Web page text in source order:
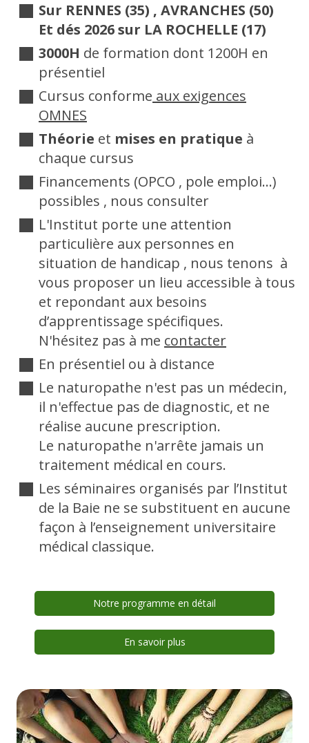
Sur RENNES (35) , AVRANCHES (50)
Et dés 2026 sur LA ROCHELLE (17)
3000H de formation dont 1200H en
présentiel
Cursus conforme aux exigences
OMNES
Théorie et mises en pratique à
chaque cursus
Financements (OPCO , pole emploi...)
possibles , nous consulter
L'Institut porte une attention
particulière aux personnes en
situation de handicap , nous tenons à
vous proposer un lieu accessible à tous
et repondant aux besoins
d’apprentissage spécifiques.
N'hésitez pas à me contacter
En présentiel ou à distance
Le naturopathe n'est pas un médecin,
il n'effectue pas de diagnostic, et ne
réalise aucune prescription.
Le naturopathe n'arrête jamais un
traitement médical en cours.
Les séminaires organisés par l’Institut
de la Baie ne se substituent en aucune
façon à l’enseignement universitaire
médical classique.
Notre programme en détail
En savoir plus